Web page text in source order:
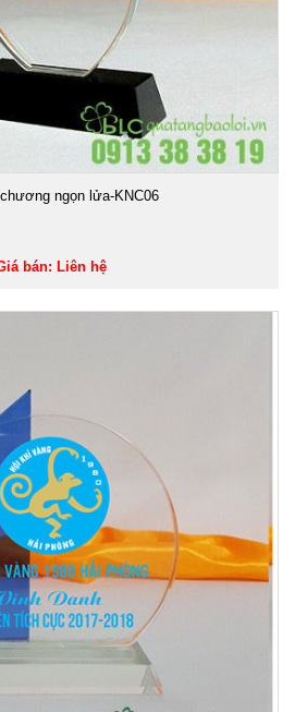
ngọn lửa-KNC06
bán: Liên hệ